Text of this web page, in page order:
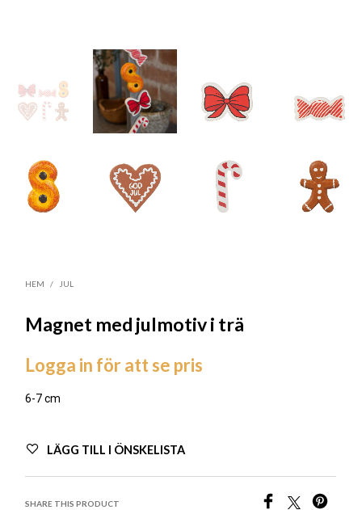
HEM / JUL
Magnet med julmotiv i trä
Logga in för att se pris
6-7 cm
LÄGG TILL I ÖNSKELISTA
SHARE THIS PRODUCT